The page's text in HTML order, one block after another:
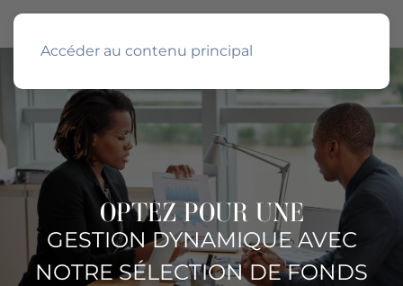
Accéder au contenu principal
OPTEZ POUR UNE
GESTION DYNAMIQUE AVEC
NOTRE SÉLECTION DE FONDS